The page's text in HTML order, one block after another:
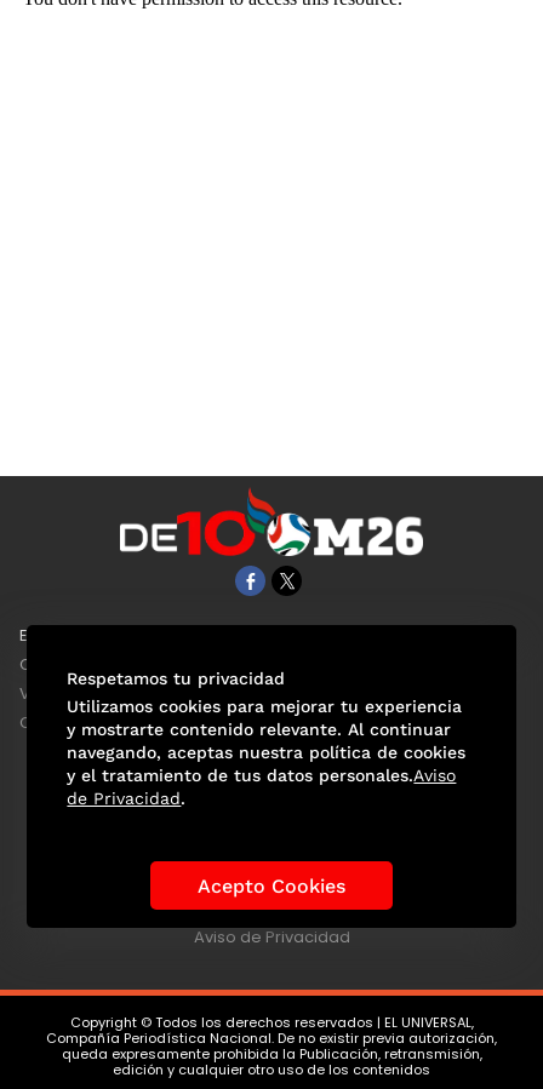
EL UNIVERSAL
Clase
ViveUSA
Confabulario
Historia de los Mundiales Lo viral Anécdotas Mundialistas
Las Figuras Tendencias Directorio
Aviso de Privacidad
Copyright © Todos los derechos reservados | EL UNIVERSAL,
Compañía Periodística Nacional. De no existir previa autorización,
queda expresamente prohibida la Publicación, retransmisión,
edición y cualquier otro uso de los contenidos
Respetamos tu privacidad
Utilizamos cookies para mejorar tu experiencia
y mostrarte contenido relevante. Al continuar
navegando, aceptas nuestra política de cookies
y el tratamiento de tus datos personales.Aviso
de Privacidad.
Acepto Cookies